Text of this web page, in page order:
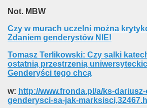
Not. MBW
Czy w murach uczelni można
Zdaniem genderystów NIE!
Tomasz Terlikowski: Czy salki
ostatnią przestrzenią
Genderyści tego chcą
w: http://www.fronda.pl/a/ks-
genderysci-sa-jak-